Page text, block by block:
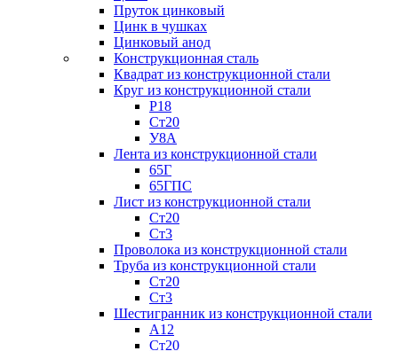
Пруток цинковый
Цинк в чушках
Цинковый анод
Конструкционная сталь
Квадрат из конструкционной стали
Круг из конструкционной стали
Р18
Ст20
У8А
Лента из конструкционной стали
65Г
65ГПС
Лист из конструкционной стали
Ст20
Ст3
Проволока из конструкционной стали
Труба из конструкционной стали
Ст20
Ст3
Шестигранник из конструкционной стали
А12
Ст20